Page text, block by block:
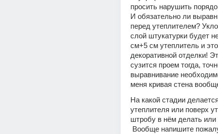
просить нарушить
И обязательно ли
перед утеплителем?
слой штукатурки будет
см+5 см утеплитель и
декоративной отделки!
сузится проем тогда,
выравнивание
меня кривая стена
На какой стадии
утеплителя или поверх
штробу в нём делать или